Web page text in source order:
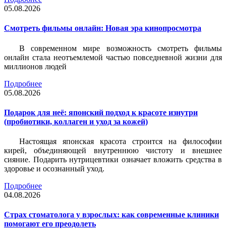
05.08.2026
Смотреть фильмы онлайн: Новая эра кинопросмотра
В современном мире возможность смотреть фильмы
онлайн стала неотъемлемой частью повседневной жизни для
миллионов людей
Подробнее
05.08.2026
Подарок для неё: японский подход к красоте изнутри
(пробиотики, коллаген и уход за кожей)
Настоящая японская красота строится на философии
кирей, объединяющей внутреннюю чистоту и внешнее
сияние. Подарить нутрицевтики означает вложить средства в
здоровье и осознанный уход.
Подробнее
04.08.2026
Страх стоматолога у взрослых: как современные клиники
помогают его преодолеть